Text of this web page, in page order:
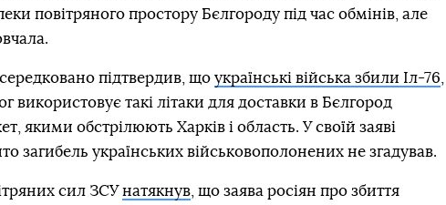
повітряного простору Бєлгороду під час обмінів, але
підтвердив, що українські війська збили Іл-76
використовує такі літаки для доставки в Бєлгород
якими обстрілюють Харків і область. У своїй заяві
загибель українських військовополонених не згадував.
сил ЗСУнатякнув, що заява росіян про збиття